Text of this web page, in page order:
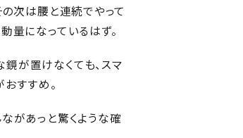
の次は腰と連続でやって
量になっているはず。
が置けなくても、スマ
すすめ。
があっと驚くような確